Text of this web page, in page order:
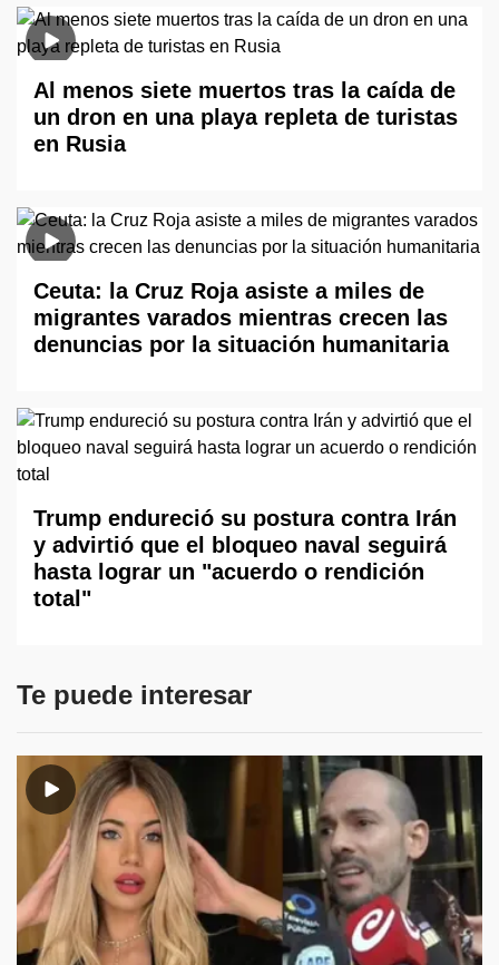
Al menos siete muertos tras la caída de
un dron en una playa repleta de turistas
en Rusia
Ceuta: la Cruz Roja asiste a miles de
migrantes varados mientras crecen las
denuncias por la situación humanitaria
Trump endureció su postura contra Irán
y advirtió que el bloqueo naval seguirá
hasta lograr un "acuerdo o rendición
total"
Te puede interesar